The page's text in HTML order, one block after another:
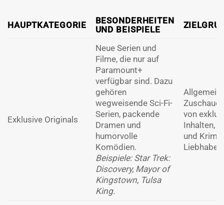
HAUPTKATEGORIE
BESONDERHEITEN
UND BEISPIELE
Exklusive Originals
Neue Serien und
Filme, die nur auf
Paramount+
verfügbar sind. Dazu
gehören
wegweisende Sci-Fi-
Serien, packende
Dramen und
humorvolle
Komödien.
Beispiele: Star Trek:
Discovery, Mayor of
Kingstown, Tulsa
King.
von
Inhalten,
und Krimi-
Liebhaber.